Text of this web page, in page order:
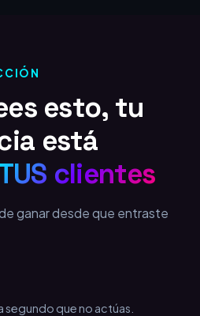
esto, tu
está
clientes
ganar desde que entraste
segundo que no actúas.